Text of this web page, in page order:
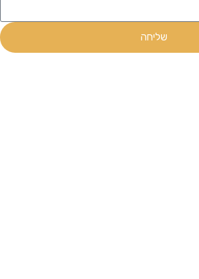
שליחה